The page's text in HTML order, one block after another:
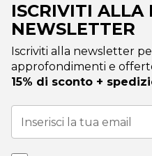
ISCRIVITI ALLA
NEWSLETTER
Iscriviti alla newsletter
approfondimenti e
15% di sconto +
Iscriviti
alla
nostra